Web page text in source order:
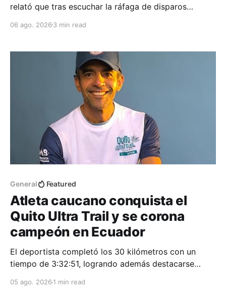
relató que tras escuchar la ráfaga de disparos
vivienda para comprender qué estaba sucediendo
06 ago. 2026 3 min read
General Featured
Atleta caucano conquista el
Quito Ultra Trail y se corona
campeón en Ecuador
El deportista completó los 30 kilómetros con un
tiempo de 3:32:51, logrando además destacarse
general.
05 ago. 2026 1 min read